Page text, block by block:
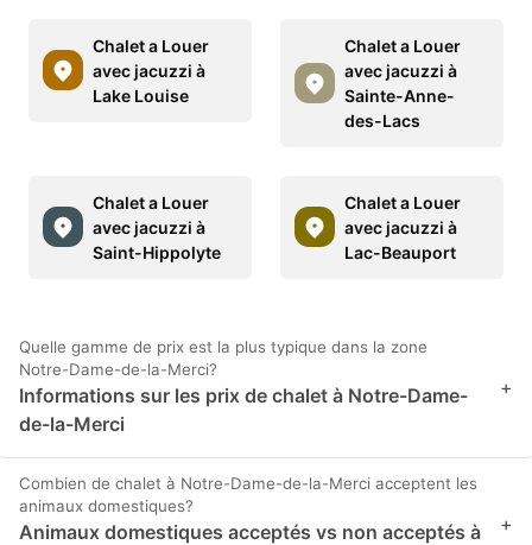
Chalet a Louer
avec jacuzzi à
Lake Louise
Chalet a Louer
avec jacuzzi à
Sainte-Anne-
des-Lacs
Chalet a Louer
avec jacuzzi à
Saint-Hippolyte
Chalet a Louer
avec jacuzzi à
Lac-Beauport
Quelle gamme de prix est la plus typique dans la zone
Notre-Dame-de-la-Merci?
Informations sur les prix de chalet à Notre-Dame-
de-la-Merci
+
Combien de chalet à Notre-Dame-de-la-Merci acceptent les
animaux domestiques?
Animaux domestiques acceptés vs non acceptés à
+